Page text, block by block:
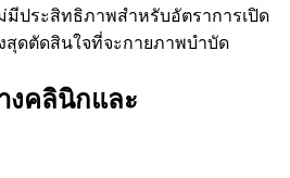
มีประสิทธิภาพสำหรับอัตราการเปิด
ดตัดสินใจที่จะกายภาพบำบัด
งคลินิกและ